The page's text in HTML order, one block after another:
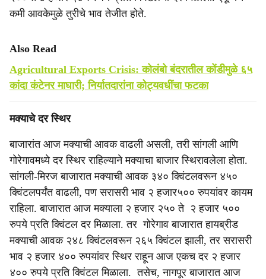
कमी आवकेमुळे तुरीचे भाव तेजीत होते.
Also Read
Agricultural Exports Crisis: कोलंबो बंदरातील कोंडीमुळे ६५
कांदा कंटेनर माघारी; निर्यातदारांना कोट्यवधींचा फटका
मक्याचे दर स्थिर
बाजारांत आज मक्याची आवक वाढली असली, तरी सांगली आणि
गोरेगावमध्ये दर स्थिर राहिल्याने मक्याचा बाजार स्थिरावलेला होता.
सांगली-मिरज बाजारात मक्याची आवक ३४० क्विंटलवरून ४५०
क्विंटलपर्यंत वाढली, पण सरासरी भाव २ हजार५०० रुपयांवर कायम
राहिला. बाजारात आज मक्याला २ हजार २५० ते २ हजार ५००
रुपये प्रति क्विंटल दर मिळाला. तर गोरेगाव बाजारात हायब्रीड
मक्याची आवक २४८ क्विंटलवरून २६५ क्विंटल झाली, तर सरासरी
भाव २ हजार ४०० रुपयांवर स्थिर राहून आज एकच दर २ हजार
४०० रुपये प्रति क्विंटल मिळाला. तसेच, नागपूर बाजारात आज